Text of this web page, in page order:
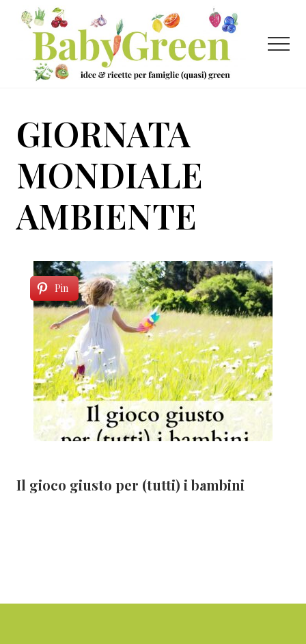
Menu
Passa
contenuto
principale
Passa
ricette
per
famiglie
(quasi)
green
Menu
GIORNATA
MONDIALE
AMBIENTE
Pin
Il gioco giusto per (tutti) i bambini